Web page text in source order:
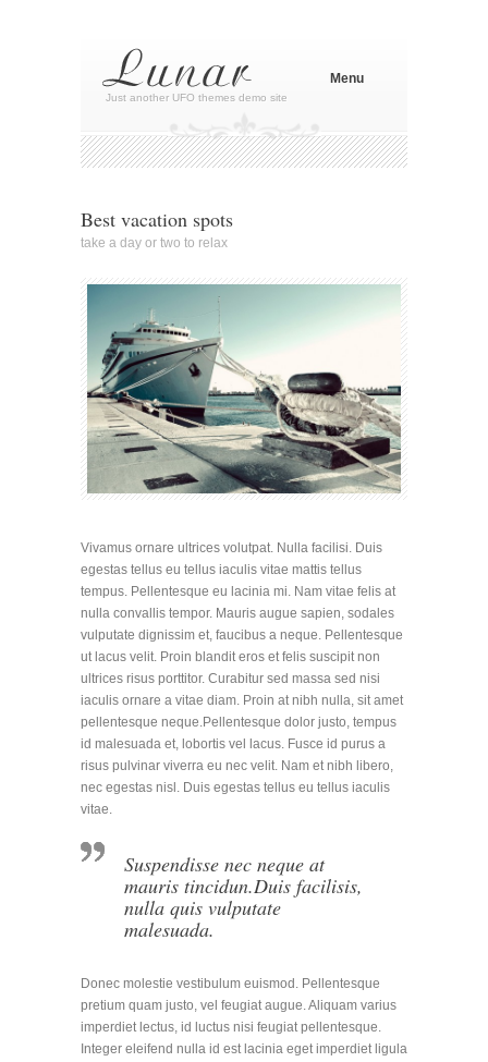
Just another UFO themes demo site
Menu
Best vacation spots
take a day or two to relax
Vivamus ornare ultrices volutpat. Nulla facilisi. Duis
egestas tellus eu tellus iaculis vitae mattis tellus
tempus. Pellentesque eu lacinia mi. Nam vitae felis at
nulla convallis tempor. Mauris augue sapien, sodales
vulputate dignissim et, faucibus a neque. Pellentesque
ut lacus velit. Proin blandit eros et felis suscipit non
ultrices risus porttitor. Curabitur sed massa sed nisi
iaculis ornare a vitae diam. Proin at nibh nulla, sit amet
pellentesque neque.Pellentesque dolor justo, tempus
id malesuada et, lobortis vel lacus. Fusce id purus a
risus pulvinar viverra eu nec velit. Nam et nibh libero,
nec egestas nisl. Duis egestas tellus eu tellus iaculis
vitae.
Suspendisse nec neque at
mauris tincidun.Duis facilisis,
nulla quis vulputate
malesuada.
Donec molestie vestibulum euismod. Pellentesque
pretium quam justo, vel feugiat augue. Aliquam varius
imperdiet lectus, id luctus nisi feugiat pellentesque.
Integer eleifend nulla id est lacinia eget imperdiet ligula